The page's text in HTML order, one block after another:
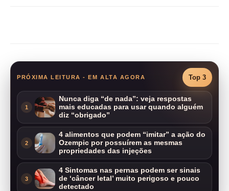
PRÓXIMA LEITURA - EM ALTA AGORA Top 3
1
Nunca diga “de nada”: veja respostas
mais educadas para usar quando alguém
diz “obrigado”
2
4 alimentos que podem “imitar” a ação do
Ozempic por possuírem as mesmas
propriedades das injeções
3
4 Sintomas nas pernas podem ser sinais
de ‘câncer letal’ muito perigoso e pouco
detectado